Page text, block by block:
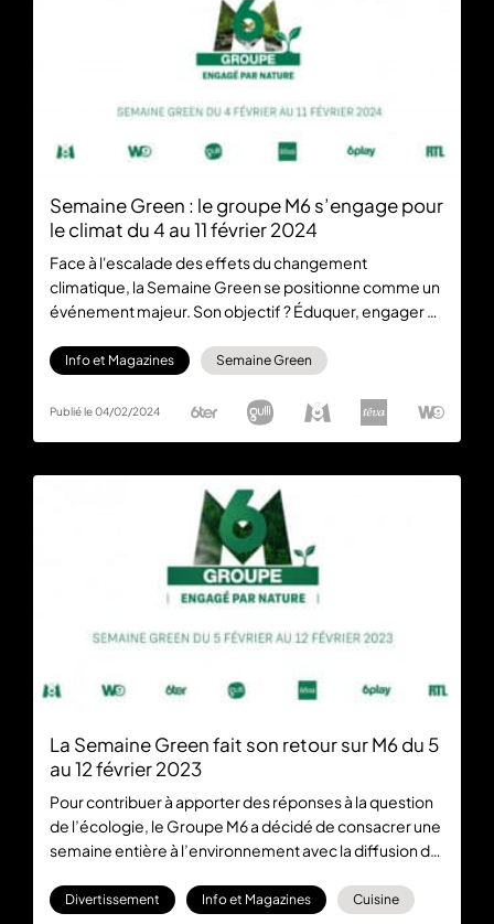
Semaine Green : le groupe M6 s’engage pour
le climat du 4 au 11 février 2024
Face à l'escalade des effets du changement
climatique, la Semaine Green se positionne comme un
événement majeur. Son objectif ? Éduquer, engager et
Info et Magazines Semaine Green
Publié le 04/02/2024
La Semaine Green fait son retour sur M6 du 5
au 12 février 2023
Pour contribuer à apporter des réponses à la question
de l’écologie, le Groupe M6 a décidé de consacrer une
semaine entière à l’environnement avec la diffusion de
mais aussi sur 6play avec plusieurs documentaires
Divertissement Info et Magazines Cuisine